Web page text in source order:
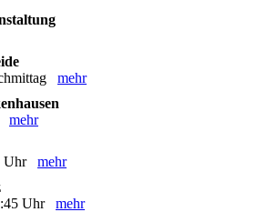
mehr
mehr
Uhr mehr
Uhr mehr